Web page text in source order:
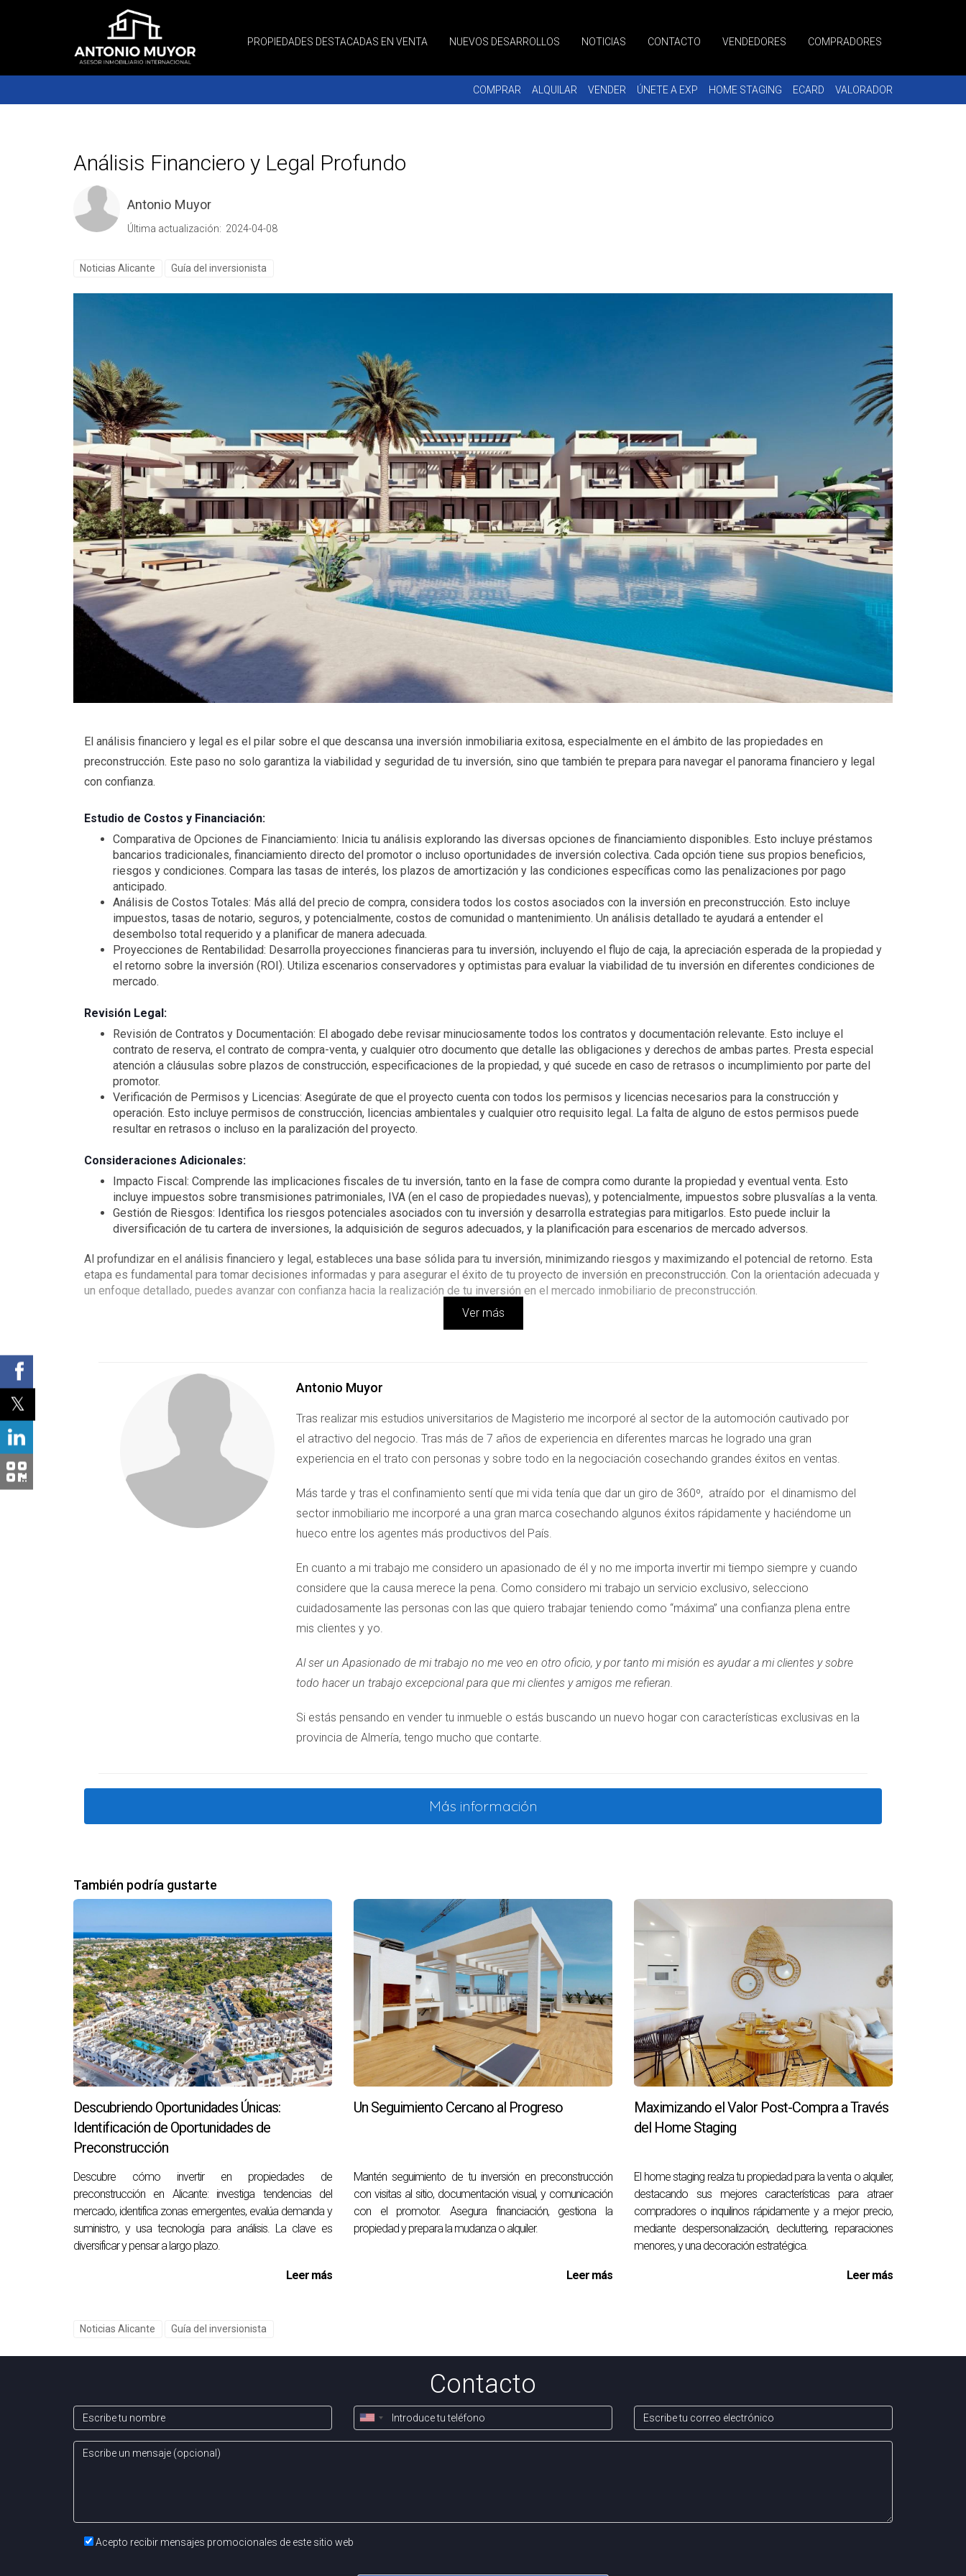
PROPIEDADES DESTACADAS EN VENTA NUEVOS DESARROLLOS NOTICIAS CONTACTO VENDEDORES COMPRADORES
COMPRAR ALQUILAR VENDER ÚNETE A EXP HOME STAGING ECARD VALORADOR
Análisis Financiero y Legal Profundo
Antonio Muyor
Última actualización: 2024-04-08
Noticias Alicante Guía del inversionista
El análisis financiero y legal es el pilar sobre el que descansa una inversión inmobiliaria exitosa, especialmente en el ámbito de las propiedades en
preconstrucción. Este paso no solo garantiza la viabilidad y seguridad de tu inversión, sino que también te prepara para navegar el panorama financiero y legal
con confianza.
Estudio de Costos y Financiación:
Comparativa de Opciones de Financiamiento: Inicia tu análisis explorando las diversas opciones de financiamiento disponibles. Esto incluye préstamos
bancarios tradicionales, financiamiento directo del promotor o incluso oportunidades de inversión colectiva. Cada opción tiene sus propios beneficios,
riesgos y condiciones. Compara las tasas de interés, los plazos de amortización y las condiciones específicas como las penalizaciones por pago
anticipado.
Análisis de Costos Totales: Más allá del precio de compra, considera todos los costos asociados con la inversión en preconstrucción. Esto incluye
impuestos, tasas de notario, seguros, y potencialmente, costos de comunidad o mantenimiento. Un análisis detallado te ayudará a entender el
desembolso total requerido y a planificar de manera adecuada.
Proyecciones de Rentabilidad: Desarrolla proyecciones financieras para tu inversión, incluyendo el flujo de caja, la apreciación esperada de la propiedad y
el retorno sobre la inversión (ROI). Utiliza escenarios conservadores y optimistas para evaluar la viabilidad de tu inversión en diferentes condiciones de
mercado.
Revisión Legal:
Revisión de Contratos y Documentación: El abogado debe revisar minuciosamente todos los contratos y documentación relevante. Esto incluye el
contrato de reserva, el contrato de compra-venta, y cualquier otro documento que detalle las obligaciones y derechos de ambas partes. Presta especial
atención a cláusulas sobre plazos de construcción, especificaciones de la propiedad, y qué sucede en caso de retrasos o incumplimiento por parte del
promotor.
Verificación de Permisos y Licencias: Asegúrate de que el proyecto cuenta con todos los permisos y licencias necesarios para la construcción y
operación. Esto incluye permisos de construcción, licencias ambientales y cualquier otro requisito legal. La falta de alguno de estos permisos puede
resultar en retrasos o incluso en la paralización del proyecto.
Consideraciones Adicionales:
Impacto Fiscal: Comprende las implicaciones fiscales de tu inversión, tanto en la fase de compra como durante la propiedad y eventual venta. Esto
incluye impuestos sobre transmisiones patrimoniales, IVA (en el caso de propiedades nuevas), y potencialmente, impuestos sobre plusvalías a la venta.
Gestión de Riesgos: Identifica los riesgos potenciales asociados con tu inversión y desarrolla estrategias para mitigarlos. Esto puede incluir la
diversificación de tu cartera de inversiones, la adquisición de seguros adecuados, y la planificación para escenarios de mercado adversos.
Al profundizar en el análisis financiero y legal, estableces una base sólida para tu inversión, minimizando riesgos y maximizando el potencial de retorno. Esta
etapa es fundamental para tomar decisiones informadas y para asegurar el éxito de tu proyecto de inversión en preconstrucción. Con la orientación adecuada y
un enfoque detallado, puedes avanzar con confianza hacia la realización de tu inversión en el mercado inmobiliario de preconstrucción.
Ver más
Antonio Muyor
Tras realizar mis estudios universitarios de Magisterio me incorporé al sector de la automoción cautivado por
el atractivo del negocio. Tras más de 7 años de experiencia en diferentes marcas he logrado una gran
experiencia en el trato con personas y sobre todo en la negociación cosechando grandes éxitos en ventas.
Más tarde y tras el confinamiento sentí que mi vida tenía que dar un giro de 360º, atraído por el dinamismo del
sector inmobiliario me incorporé a una gran marca cosechando algunos éxitos rápidamente y haciéndome un
hueco entre los agentes más productivos del País.
En cuanto a mi trabajo me considero un apasionado de él y no me importa invertir mi tiempo siempre y cuando
considere que la causa merece la pena. Como considero mi trabajo un servicio exclusivo, selecciono
cuidadosamente las personas con las que quiero trabajar teniendo como “máxima” una confianza plena entre
mis clientes y yo.
Al ser un Apasionado de mi trabajo no me veo en otro oficio, y por tanto mi misión es ayudar a mi clientes y sobre
todo hacer un trabajo excepcional para que mi clientes y amigos me refieran.
Si estás pensando en vender tu inmueble o estás buscando un nuevo hogar con características exclusivas en la
provincia de Almería, tengo mucho que contarte.
Más información
También podría gustarte
Descubriendo Oportunidades Únicas:
Identificación de Oportunidades de
Preconstrucción
Descubre cómo invertir en propiedades de
preconstrucción en Alicante: investiga tendencias del
mercado, identifica zonas emergentes, evalúa demanda y
suministro, y usa tecnología para análisis. La clave es
diversificar y pensar a largo plazo.
Leer más
Un Seguimiento Cercano al Progreso
Mantén seguimiento de tu inversión en preconstrucción
con visitas al sitio, documentación visual, y comunicación
con el promotor. Asegura financiación, gestiona la
propiedad y prepara la mudanza o alquiler.
Leer más
Maximizando el Valor Post-Compra a Través
del Home Staging
El home staging realza tu propiedad para la venta o alquiler,
destacando sus mejores características para atraer
compradores o inquilinos rápidamente y a mejor precio,
mediante despersonalización, decluttering, reparaciones
menores, y una decoración estratégica.
Leer más
Noticias Alicante Guía del inversionista
Contacto
Acepto recibir mensajes promocionales de este sitio web